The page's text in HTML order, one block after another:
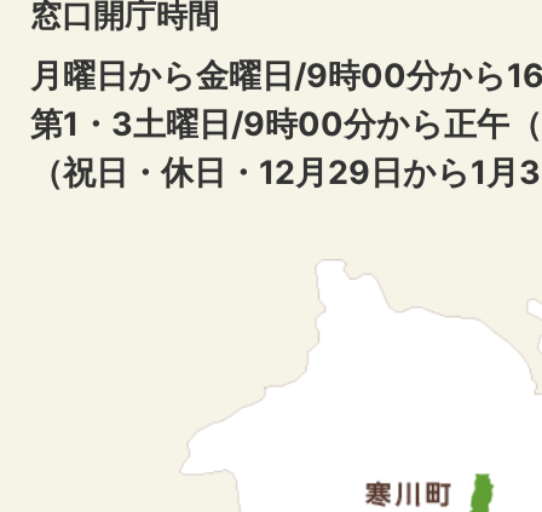
窓口開庁時間
月曜日から金曜日/9時00分から
第1・3土曜日/9時00分から正午
（祝日・休日・12月29日から1月